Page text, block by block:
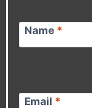
Name *
Email *